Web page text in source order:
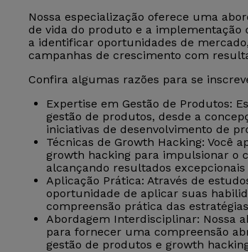
Nossa especialização oferece uma
de vida do produto e a implementação
a identificar oportunidades de
campanhas de crescimento com
Confira algumas razões para se
Expertise em Gestão de Produtos:
gestão de produtos, desde a
iniciativas de desenvolvimento de
Técnicas de Growth Hacking: Você
growth hacking para impulsionar o
alcançando resultados
Aplicação Prática: Através de
oportunidade de aplicar suas
compreensão prática das
Abordagem Interdisciplinar: Nossa
para fornecer uma compreensão
gestão de produtos e growth